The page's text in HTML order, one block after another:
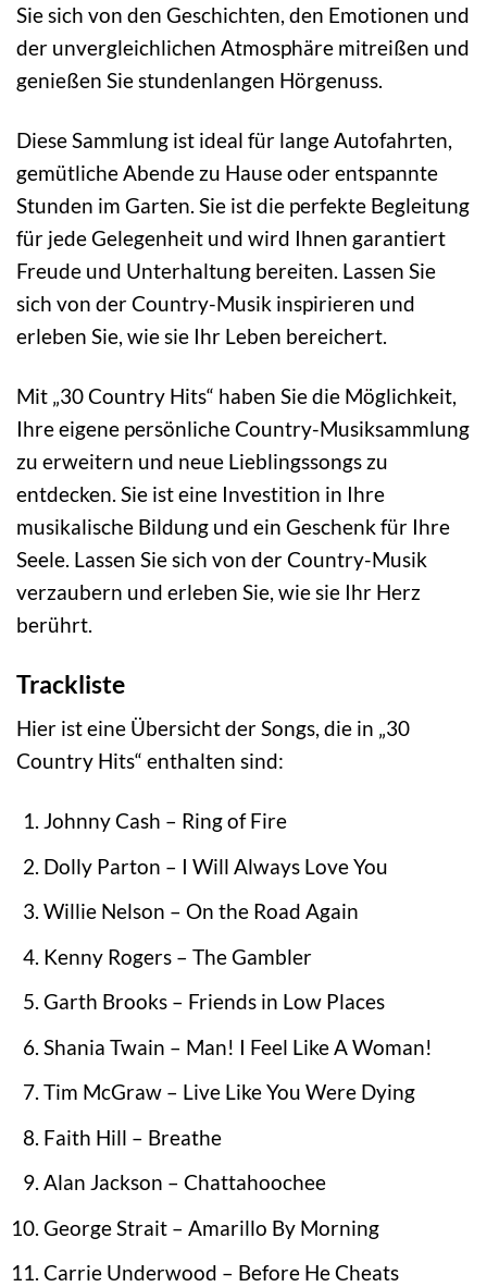
Sie sich von den Geschichten, den Emotionen und
der unvergleichlichen Atmosphäre mitreißen und
genießen Sie stundenlangen Hörgenuss.
Diese Sammlung ist ideal für lange Autofahrten,
gemütliche Abende zu Hause oder entspannte
Stunden im Garten. Sie ist die perfekte Begleitung
für jede Gelegenheit und wird Ihnen garantiert
Freude und Unterhaltung bereiten. Lassen Sie
sich von der Country-Musik inspirieren und
erleben Sie, wie sie Ihr Leben bereichert.
Mit „30 Country Hits“ haben Sie die Möglichkeit,
Ihre eigene persönliche Country-Musiksammlung
zu erweitern und neue Lieblingssongs zu
entdecken. Sie ist eine Investition in Ihre
musikalische Bildung und ein Geschenk für Ihre
Seele. Lassen Sie sich von der Country-Musik
verzaubern und erleben Sie, wie sie Ihr Herz
berührt.
Trackliste
Hier ist eine Übersicht der Songs, die in „30
Country Hits“ enthalten sind:
Johnny Cash – Ring of Fire
Dolly Parton – I Will Always Love You
Willie Nelson – On the Road Again
Kenny Rogers – The Gambler
Garth Brooks – Friends in Low Places
Shania Twain – Man! I Feel Like A Woman!
Tim McGraw – Live Like You Were Dying
Faith Hill – Breathe
Alan Jackson – Chattahoochee
George Strait – Amarillo By Morning
Carrie Underwood – Before He Cheats